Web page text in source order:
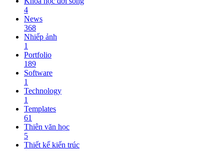
4
News
368
Nhiếp ảnh
1
Portfolio
189
Software
1
Technology
1
Templates
61
Thiên văn học
5
Thiết kế kiến trúc